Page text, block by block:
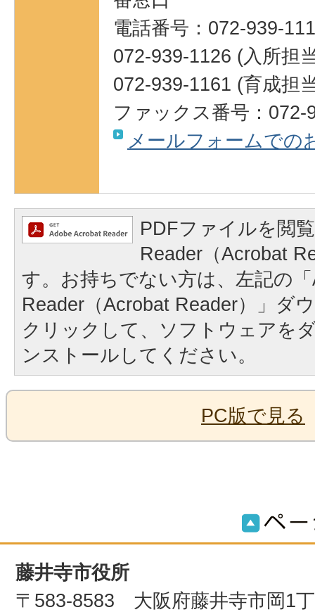
電話番号：072-939-
072-939-1126 (入所担
072-939-1161 (育成担
ファックス番号：072-
メールフォームでの
PDFファイルを閲
Reader（Acrobat
す。お持ちでない方は、左記の
Reader（Acrobat Reader）」ダ
クリックして、ソフトウェアを
ンストールしてください。
PC版で見る
藤井寺市役所
〒583-8583 大阪府藤井寺市岡1